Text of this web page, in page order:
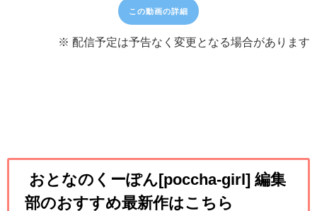
この動画の詳細
※ 配信予定は予告なく変更となる場合があります
おとなのくーぽん[poccha-girl] 編集
部のおすすめ最新作はこちら